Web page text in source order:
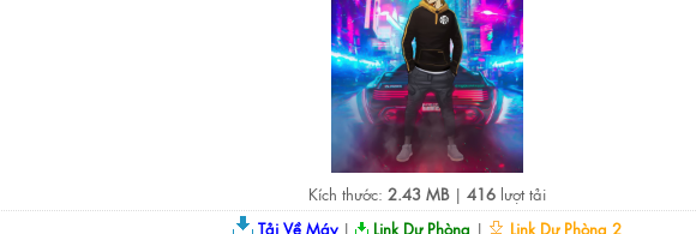
Kích thước: 2.43 MB| 416 lượt tải
Tải Về Máy| Link Dự Phòng | Link Dự Phòng 2